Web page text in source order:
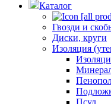
Каталог
Гвозди и
Диски, круги
Изоляция